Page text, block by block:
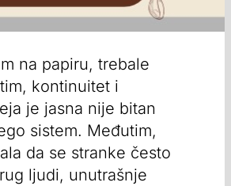
na papiru, trebale
kontinuitet i
je jasna nije bitan
sistem. Međutim,
da se stranke često
ljudi, unutrašnje